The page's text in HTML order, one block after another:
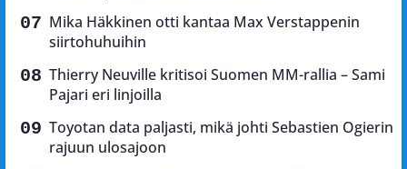
Mika Häkkinen otti kantaa Max Verstappenin
siirtohuhuihin
Thierry Neuville kritisoi Suomen MM-rallia – Sami
Pajari eri linjoilla
Toyotan data paljasti, mikä johti Sebastien Ogierin
rajuun ulosajoon